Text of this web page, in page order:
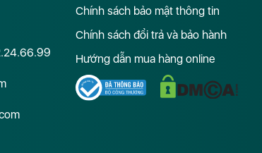
Chính sách bảo mật thông tin
Chính sách đổi trả và bảo hành
Hướng dẫn mua hàng online